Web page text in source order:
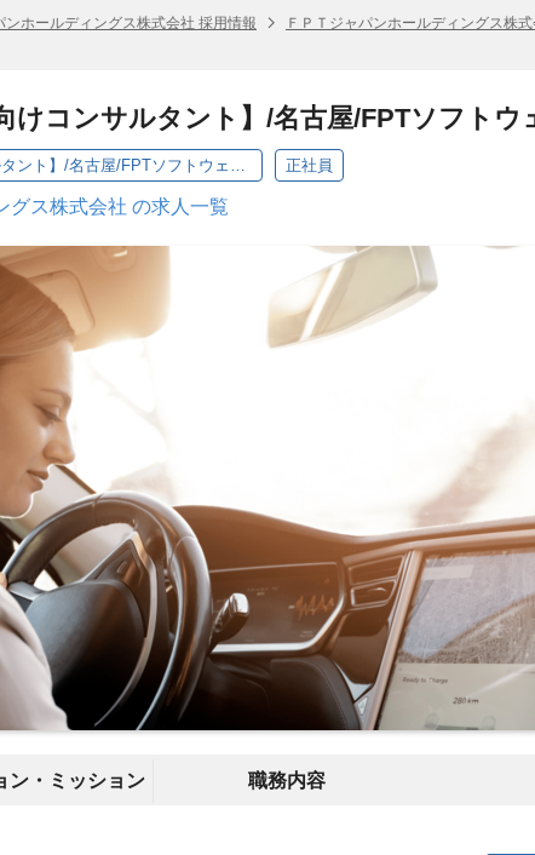
ンホールディングス株式会社 採用情報 ＦＰＴジャパンホールディングス株
けコンサルタント】/名古屋/FPTソフトウ
ACE /【自動車業界向けコンサルタント】/名古屋/FPTソフトウェアジャパン 正社員
グス株式会社 の求人一覧
ン・ミッション 職務内容